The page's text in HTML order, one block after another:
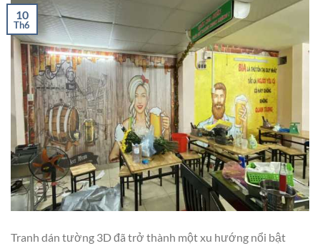
10
Th6
Tranh dán tường 3D đã trở thành một xu hướng nổi bật